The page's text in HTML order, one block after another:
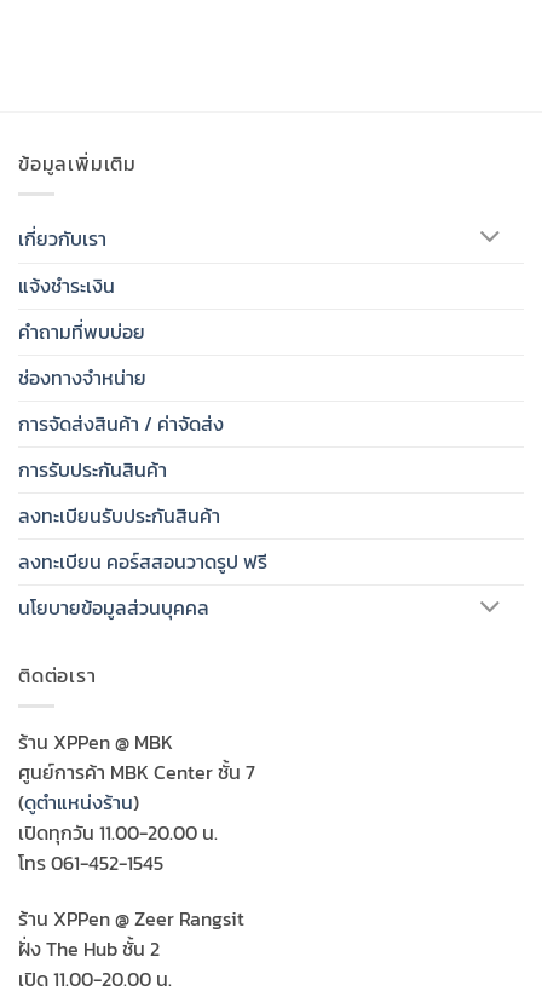
ข้อมูลเพิ่มเติม
เกี่ยวกับเรา
แจ้งชำระเงิน
คำถามที่พบบ่อย
ช่องทางจำหน่าย
การจัดส่งสินค้า / ค่าจัดส่ง
การรับประกันสินค้า
ลงทะเบียนรับประกันสินค้า
ลงทะเบียน คอร์สสอนวาดรูป ฟรี
นโยบายข้อมูลส่วนบุคคล
ติดต่อเรา
ร้าน XPPen @ MBK
ศูนย์การค้า MBK Center ชั้น 7
(ดูตำแหน่งร้าน)
เปิดทุกวัน 11.00-20.00 น.
โทร 061-452-1545
ร้าน XPPen @ Zeer Rangsit
ฝั่ง The Hub ชั้น 2
เปิด 11.00-20.00 น.